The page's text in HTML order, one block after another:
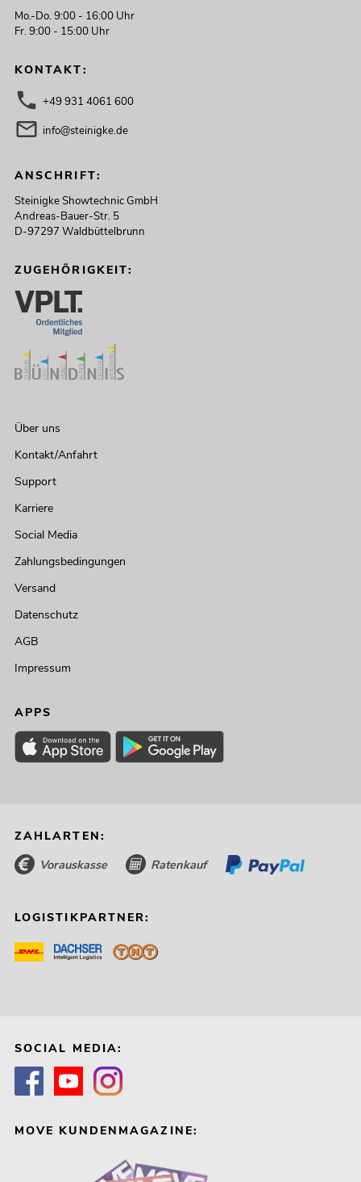
Mo.-Do. 9:00 - 16:00 Uhr
Fr. 9:00 - 15:00 Uhr
KONTAKT:
+49 931 4061 600
info@steinigke.de
ANSCHRIFT:
Steinigke Showtechnic GmbH
Andreas-Bauer-Str. 5
D-97297 Waldbüttelbrunn
ZUGEHÖRIGKEIT:
Über uns
Kontakt/Anfahrt
Support
Karriere
Social Media
Zahlungsbedingungen
Versand
Datenschutz
AGB
Impressum
APPS
ZAHLARTEN:
Vorauskasse Ratenkauf
LOGISTIKPARTNER:
SOCIAL MEDIA:
MOVE KUNDENMAGAZINE: